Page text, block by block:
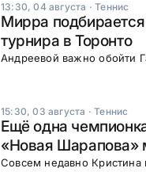
13:30, 04 августа ·Теннис
Мирра
турнира в Торонто
Андреевой важно обойти
15:30, 03 августа ·Теннис
Ещё одна
«Новая Шарапова»
Совсем недавно Кристина